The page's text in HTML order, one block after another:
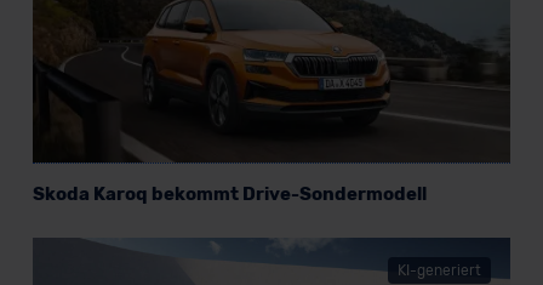
Skoda Karoq bekommt Drive-Sondermodell
KI-generiert